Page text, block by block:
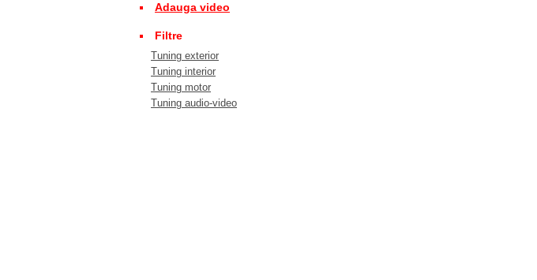
Adauga video
Filtre
Tuning exterior
Tuning interior
Tuning motor
Tuning audio-video